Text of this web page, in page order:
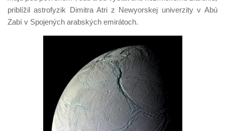
priblížil astrofyzik Dimitra Atri z Newyorskej univerzity v Abú
Zabí v Spojených arabských emirátoch.